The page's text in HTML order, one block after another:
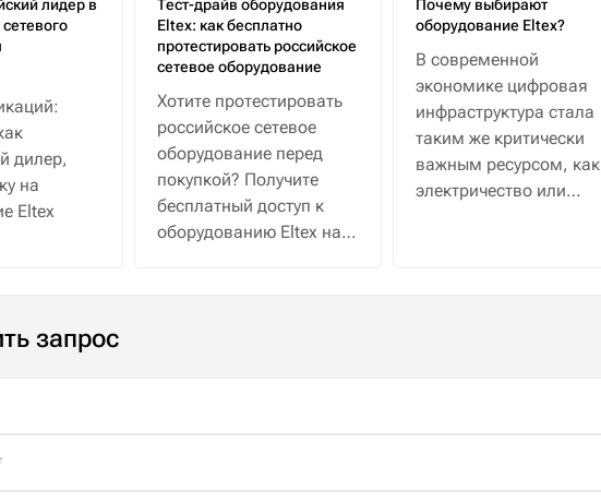
лидер в
дилер,
на
Eltex
Тест-драйв оборудования
Eltex: как бесплатно
протестировать российское
сетевое оборудование
Хотите протестировать
российское сетевое
оборудование перед
покупкой? Получите
бесплатный доступ к
оборудованию Eltex на
Почему выбирают
оборудование Eltex?
В современной
экономике цифровая
инфраструктура стала
таким же критически
важным ресурсом, как
электричество или
запрос